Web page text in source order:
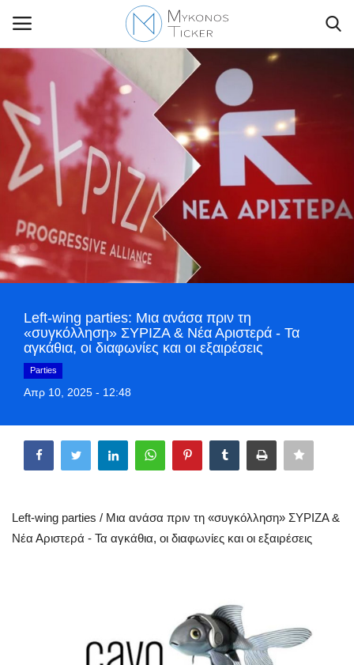
Contact Us
Politique
Business
Travel
Style Adorés
Greece
Arts & Culture
Sustainability
Left-wing parties: Μια ανάσα πριν τη
«συγκόλληση» ΣΥΡΙΖΑ & Νέα Αριστερά - Τα
αγκάθια, οι διαφωνίες και οι εξαιρέσεις
Parties
Απρ 10, 2025 - 12:48
Left-wing parties / Μια ανάσα πριν τη «συγκόλληση» ΣΥΡΙΖΑ &
Νέα Αριστερά - Τα αγκάθια, οι διαφωνίες και οι εξαιρέσεις